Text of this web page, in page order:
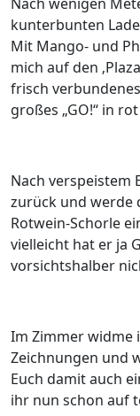
kunterbunten
Mit Mango- und
mich auf den
frisch
großes „GO!“ in
Nach verspeistem
zurück und werde
Rotwein-Schorle
vielleicht hat er ja
vorsichtshalber
Im Zimmer widme
Zeichnungen und
Euch damit auch
ihr nun schon auf